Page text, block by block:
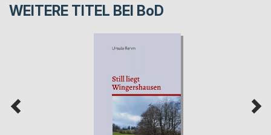
WEITERE TITEL BEI BoD